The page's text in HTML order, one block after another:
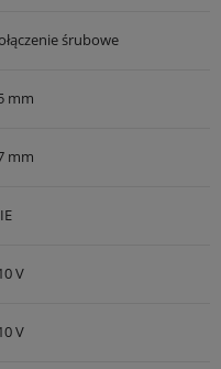
śrubowe
mm
mm
V
V